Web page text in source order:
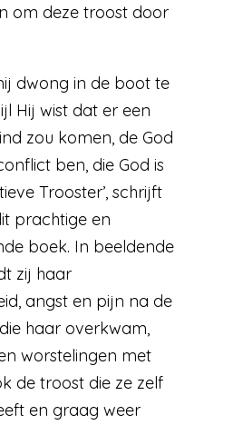
om deze troost door
dwong in de boot te
Hij wist dat er een
zou komen, de God
ben, die God is
Trooster’, schrijft
prachtige en
boek. In beeldende
zij haar
angst en pijn na de
haar overkwam,
worstelingen met
de troost die ze zelf
en graag weer